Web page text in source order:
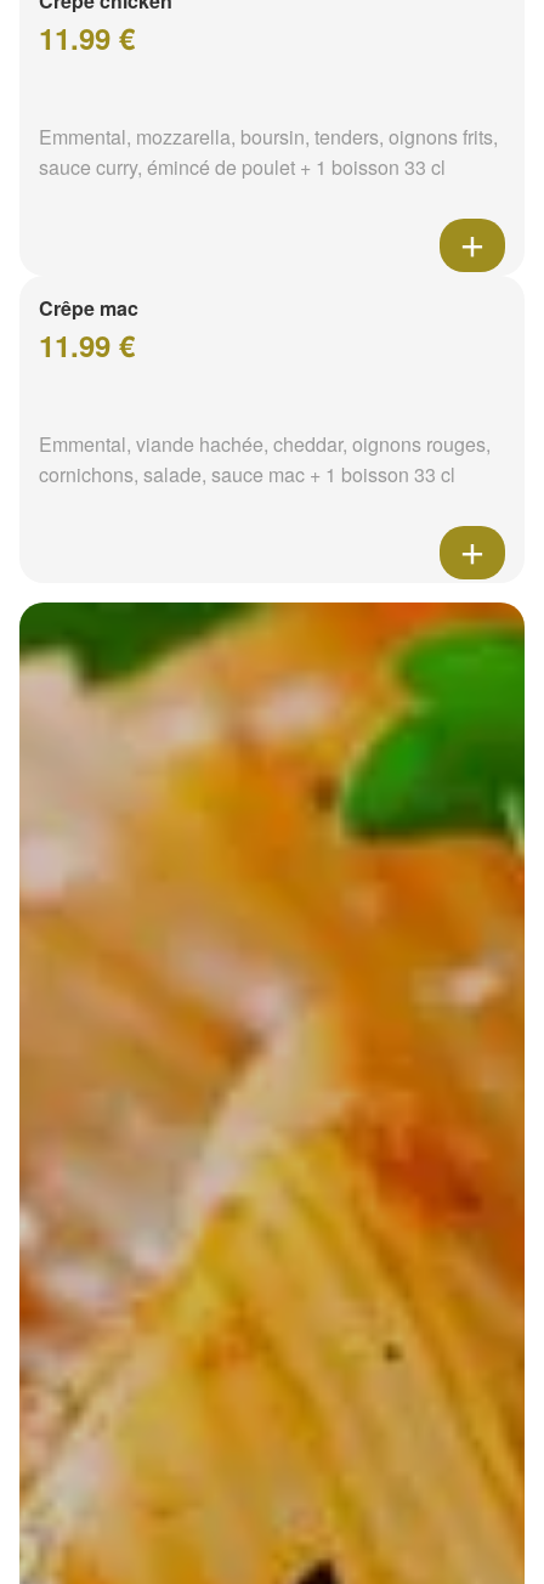
11.99 €
Emmental, mozzarella, boursin, tenders, oignons frits,
sauce curry, émincé de poulet + 1 boisson 33 cl
Crêpe mac
11.99 €
Emmental, viande hachée, cheddar, oignons rouges,
cornichons, salade, sauce mac + 1 boisson 33 cl